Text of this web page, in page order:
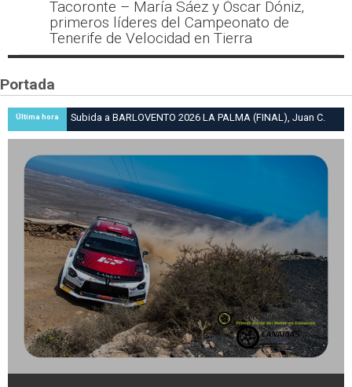
Tacoronte – María Sáez y Óscar Dóniz,
primeros líderes del Campeonato de
Tenerife de Velocidad en Tierra
Portada
Última hora
Subida a BARLOVENTO 2026 LA PALMA (FINAL), Juan C.
Brito y Carlos A. Pérez hacen suya la victoria en la 47 Subida
a Barlovento